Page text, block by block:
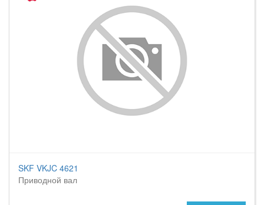
SKF VKJC 4621
Приводной вал